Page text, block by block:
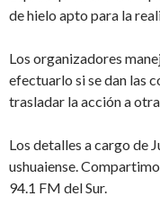
de hielo apto para la
Los organizadores
efectuarlo si se dan las
trasladar la acción a
Los detalles a cargo de
ushuaiense.
94.1 FM del Sur.